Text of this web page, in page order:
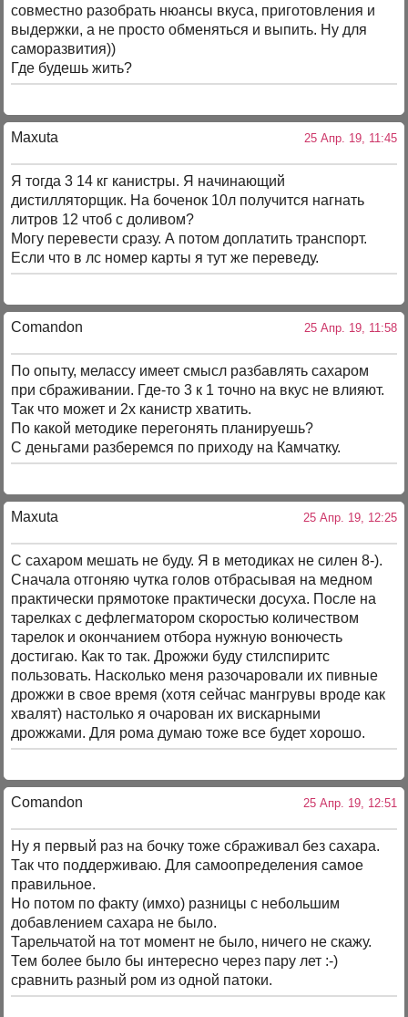
совместно разобрать нюансы вкуса, приготовления и
выдержки, а не просто обменяться и выпить. Ну для
саморазвития))
Где будешь жить?
Maxuta 25 Апр. 19, 11:45
Я тогда 3 14 кг канистры. Я начинающий
дистилляторщик. На боченок 10л получится нагнать
литров 12 чтоб с доливом?
Могу перевести сразу. А потом доплатить транспорт.
Если что в лс номер карты я тут же переведу.
Comandon 25 Апр. 19, 11:58
По опыту, мелассу имеет смысл разбавлять сахаром
при сбраживании. Где-то 3 к 1 точно на вкус не влияют.
Так что может и 2х канистр хватить.
По какой методике перегонять планируешь?
С деньгами разберемся по приходу на Камчатку.
Maxuta 25 Апр. 19, 12:25
С сахаром мешать не буду. Я в методиках не силен 8-).
Сначала отгоняю чутка голов отбрасывая на медном
практически прямотоке практически досуха. После на
тарелках с дефлегматором скоростью количеством
тарелок и окончанием отбора нужную вонючесть
достигаю. Как то так. Дрожжи буду стилспиритс
пользовать. Насколько меня разочаровали их пивные
дрожжи в свое время (хотя сейчас мангрувы вроде как
хвалят) настолько я очарован их вискарными
дрожжами. Для рома думаю тоже все будет хорошо.
Comandon 25 Апр. 19, 12:51
Ну я первый раз на бочку тоже сбраживал без сахара.
Так что поддерживаю. Для самоопределения самое
правильное.
Но потом по факту (имхо) разницы с небольшим
добавлением сахара не было.
Тарельчатой на тот момент не было, ничего не скажу.
Тем более было бы интересно через пару лет :-)
сравнить разный ром из одной патоки.